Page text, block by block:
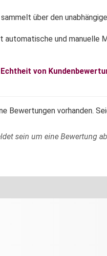
über den
und manuelle
von
Bewertungen vorhanden.
sein um eine Bewertung